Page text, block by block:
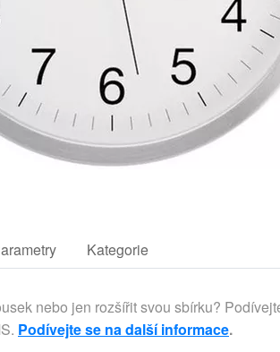
Kategorie
nebo jen rozšířit svou sbírku?
Podívejte se na další informace.